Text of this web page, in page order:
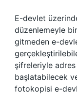
E-devlet
düzenlemeyle
gitmeden e-
şifreleriyle
başlatabilecek
fotokopisi e-